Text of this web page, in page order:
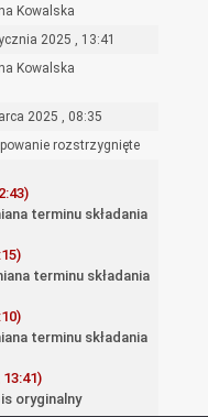
Kowalska
2025 , 13:41
Kowalska
2025 , 08:35
rozstrzygnięte
terminu składania
terminu składania
terminu składania
oryginalny